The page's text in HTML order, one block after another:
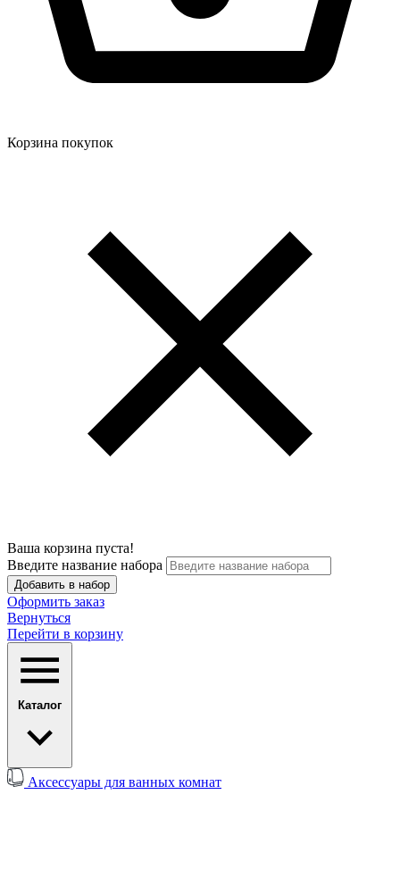
Корзина покупок
Ваша корзина пуста!
Введите название набора
Добавить в набор
Оформить заказ
Вернуться
Перейти в корзину
Каталог
Аксессуары для ванных комнат